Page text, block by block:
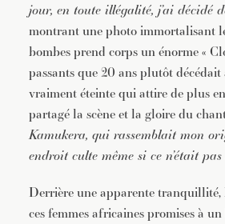
jour, en toute illégalité, j’ai décidé
montrant une photo immortalisant
bombes prend corps un énorme «
passants que 20 ans plutôt
vraiment éteinte qui attire de plus
partagé la scène et la gloire du
Kamukera, qui rassemblait mon
endroit culte même si ce n’était
Derrière une apparente tranquillité,
ces femmes africaines promises à